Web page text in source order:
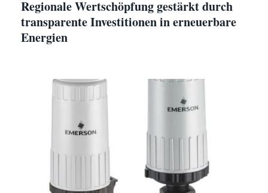
Regionale Wertschöpfung gestärkt durch
transparente Investitionen in erneuerbare
Energien